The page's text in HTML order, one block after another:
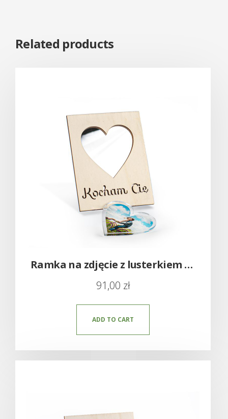
Related products
Ramka na zdjęcie z lusterkiem – serce walentynki
91,00 zł
ADD TO CART